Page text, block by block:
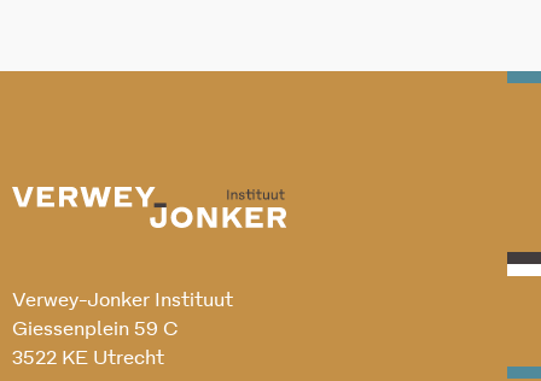
Verwey-Jonker Instituut
Giessenplein 59 C
3522 KE Utrecht